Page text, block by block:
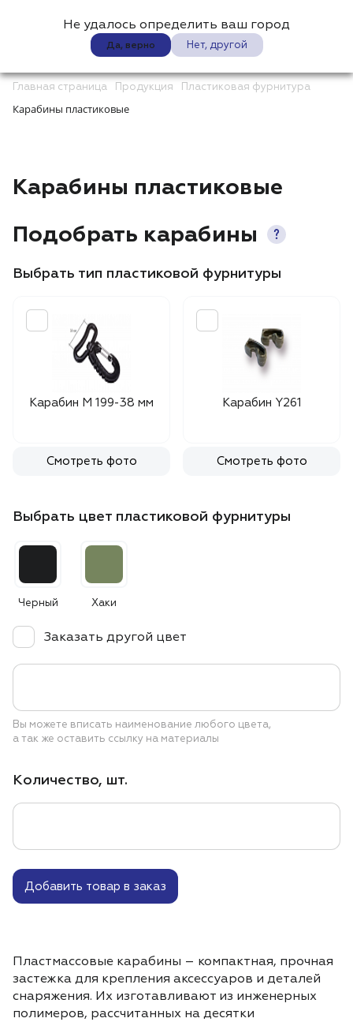
Не удалось определить ваш город
Да, верно Нет, другой
Главная страница Продукция Пластиковая фурнитура
Карабины пластиковые
Карабины пластиковые
Подобрать карабины
Выбрать тип пластиковой фурнитуры
Карабин М 199-38 мм
Смотреть фото
Карабин Y261
Смотреть фото
Выбрать цвет пластиковой фурнитуры
Черный Хаки
Заказать другой цвет
Вы можете вписать наименование любого цвета,
а так же оставить ссылку на материалы
Количество, шт.
Добавить товар в заказ
Пластмассовые карабины – компактная, прочная
застежка для крепления аксессуаров и деталей
снаряжения. Их изготавливают из инженерных
полимеров, рассчитанных на десятки